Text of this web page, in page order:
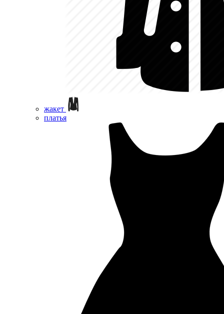
жакет
платья